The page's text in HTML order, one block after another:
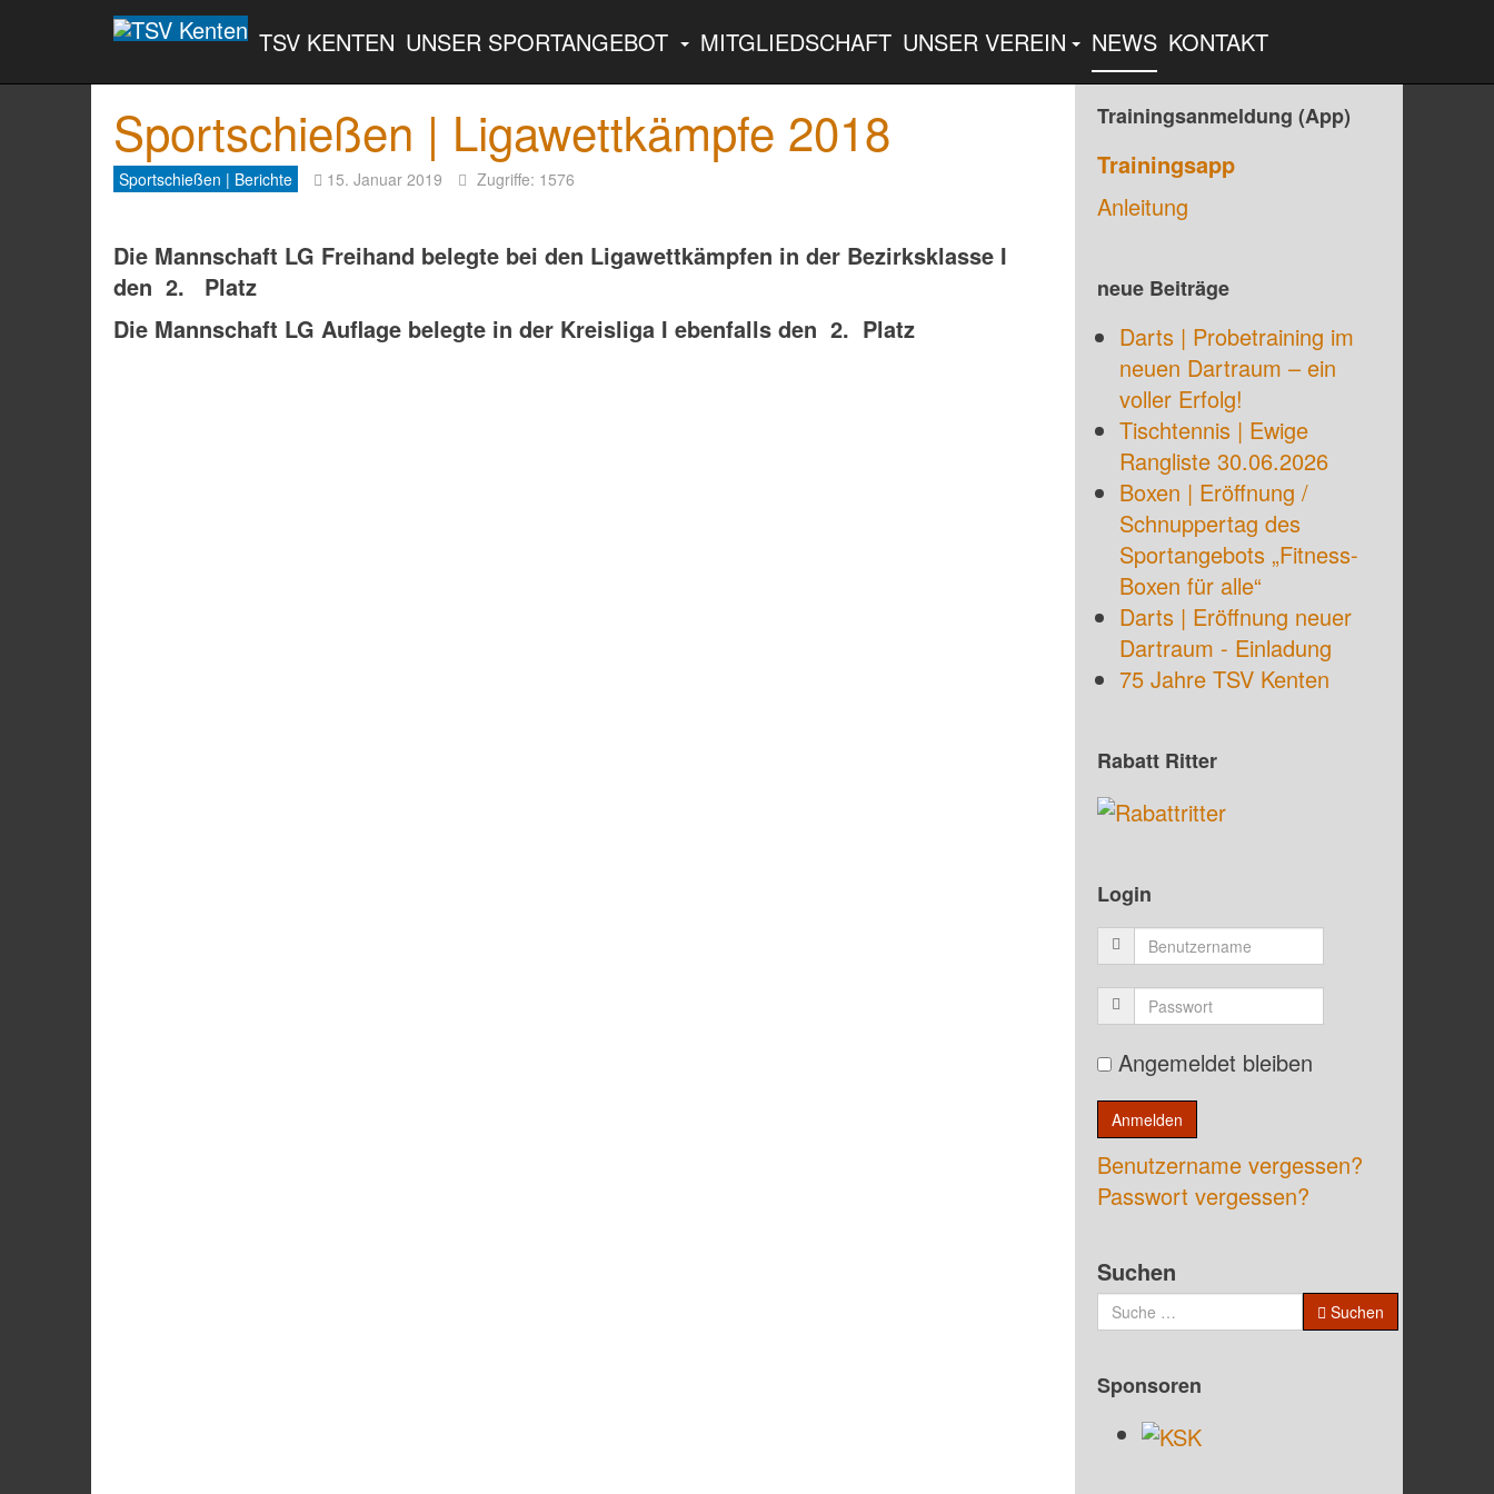
TSV KENTEN UNSER SPORTANGEBOT MITGLIEDSCHAFT UNSER VEREIN NEWS KONTAKT
Sportschießen | Ligawettkämpfe 2018
Sportschießen | Berichte 15. Januar 2019 Zugriffe: 1576
Die Mannschaft LG Freihand belegte bei den Ligawettkämpfen in der Bezirksklasse I
den 2. Platz
Die Mannschaft LG Auflage belegte in der Kreisliga I ebenfalls den 2. Platz
Trainingsanmeldung (App)
Trainingsapp
Anleitung
neue Beiträge
Darts | Probetraining im
neuen Dartraum – ein
voller Erfolg!
Tischtennis | Ewige
Rangliste 30.06.2026
Boxen | Eröffnung /
Schnuppertag des
Sportangebots „Fitness-
Boxen für alle“
Darts | Eröffnung neuer
Dartraum - Einladung
75 Jahre TSV Kenten
Rabatt Ritter
Login
Angemeldet bleiben
Benutzername vergessen?
Passwort vergessen?
Suchen
Suchen
Sponsoren